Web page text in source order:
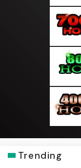
Trending